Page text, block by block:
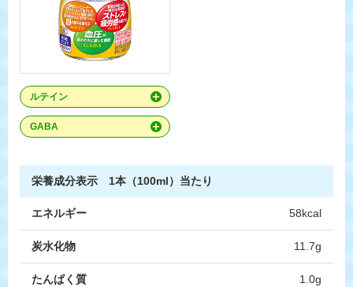
ルテイン
GABA
栄養成分表示 1本（100ml）当たり
エネルギー 58kcal
炭水化物 11.7g
たんぱく質 1.0g